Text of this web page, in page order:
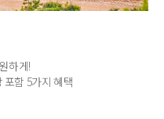
하게!
함 5가지 혜택